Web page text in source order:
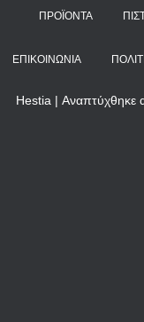
ΠΡΟΪΌΝΤΑ
ΕΠΙΚΟΙΝΩΝΊΑ
Hestia | Αναπτύχθηκε